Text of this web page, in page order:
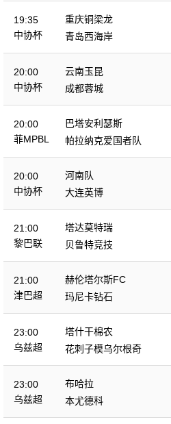
19:35
中协杯
重庆铜梁龙
青岛西海岸
20:00
中协杯
云南玉昆
成都蓉城
20:00
菲MPBL
巴塔安利瑟斯
帕拉纳克爱国者队
20:00
中协杯
河南队
大连英博
21:00
黎巴联
塔达莫特瑞
贝鲁特竞技
21:00
津巴超
赫伦塔尔斯FC
玛尼卡钻石
23:00
乌兹超
塔什干棉农
花刺子模乌尔根奇
23:00
乌兹超
布哈拉
本尤德科